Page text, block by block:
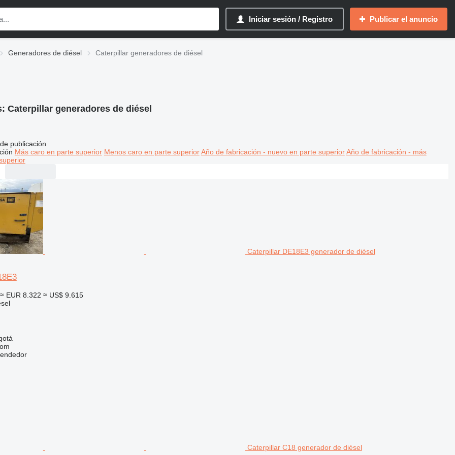
Iniciar sesión / Registro Publicar el anuncio
Generadores de diésel Caterpillar generadores de diésel
Caterpillar generadores de diésel
publicación
Más caro en parte superior Menos caro en parte superior Año de fabricación - nuevo en parte superior Año de fabricación - más
Caterpillar DE18E3 generador de diésel
≈ EUR 8.322 ≈ US$ 9.615
Caterpillar C18 generador de diésel